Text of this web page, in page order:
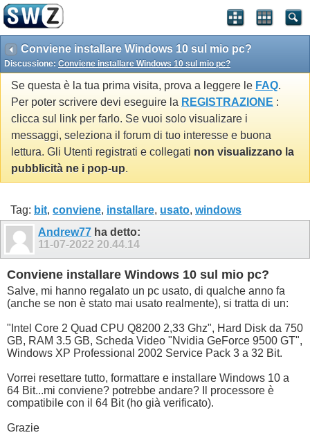
Conviene installare Windows 10 sul mio pc?
Discussione: Conviene installare Windows 10 sul mio pc?
Se questa è la tua prima visita, prova a leggere le FAQ.
Per poter scrivere devi eseguire la REGISTRAZIONE :
clicca sul link per farlo. Se vuoi solo visualizare i
messaggi, seleziona il forum di tuo interesse e buona
lettura. Gli Utenti registrati e collegati non visualizzano la
pubblicità ne i pop-up.
Tag: bit, conviene, installare, usato, windows
Andrew77 ha detto:
11-07-2022 20.44.14
Conviene installare Windows 10 sul mio pc?
Salve, mi hanno regalato un pc usato, di qualche anno fa
(anche se non è stato mai usato realmente), si tratta di un:
"Intel Core 2 Quad CPU Q8200 2,33 Ghz", Hard Disk da 750
GB, RAM 3.5 GB, Scheda Video "Nvidia GeForce 9500 GT",
Windows XP Professional 2002 Service Pack 3 a 32 Bit.
Vorrei resettare tutto, formattare e installare Windows 10 a
64 Bit...mi conviene? potrebbe andare? Il processore è
compatibile con il 64 Bit (ho già verificato).
Grazie